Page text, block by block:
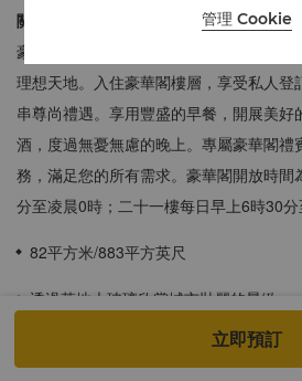
關於豪華閣
豪華閣提供細致周到的個性化服務，獨特
理想天地。入住豪華閣樓層，享受私人登
串尊尚禮遇。享用豐盛的早餐，開展美好
酒，度過無憂無慮的晚上。專屬豪華閣禮
務，滿足您的所有需求。豪華閣開放時間
分至凌晨0時；二十一樓每日早上6時30分
82平方米/883平方英尺
透過落地大玻璃欣賞城市壯麗的景緻
立即預訂
管理 Cookie